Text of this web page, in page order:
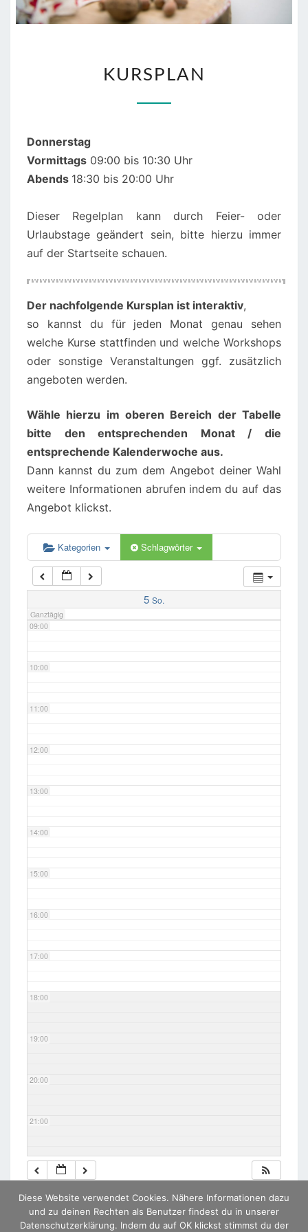
KURSPLAN
Donnerstag
Vormittags 09:00 bis 10:30 Uhr
Abends 18:30 bis 20:00 Uhr
Dieser Regelplan kann durch Feier- oder
Urlaubstage geändert sein, bitte hierzu immer
auf der Startseite schauen.
Der nachfolgende Kursplan ist interaktiv,
so kannst du für jeden Monat genau sehen
welche Kurse stattfinden und welche Workshops
oder sonstige Veranstaltungen ggf. zusätzlich
angeboten werden.
Wähle hierzu im oberen Bereich der Tabelle
bitte den entsprechenden Monat / die
entsprechende Kalenderwoche aus.
Dann kannst du zum dem Angebot deiner Wahl
weitere Informationen abrufen indem du auf das
Angebot klickst.
Kategorien Schlagwörter
5 So.
Ganztägig
00:00
02:00
03:00
04:00
06:00
07:00
08:00
09:00
10:00
11:00
12:00
13:00
14:00
15:00
16:00
17:00
18:00
19:00
20:00
21:00
22:00
23:00
Diese Website verwendet Cookies. Nähere Informationen dazu
und zu deinen Rechten als Benutzer findest du in unserer
Datenschutzerklärung. Indem du auf OK klickst stimmst du der